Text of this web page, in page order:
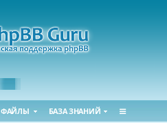
ФАЙЛЫ БАЗА ЗНАНИЙ